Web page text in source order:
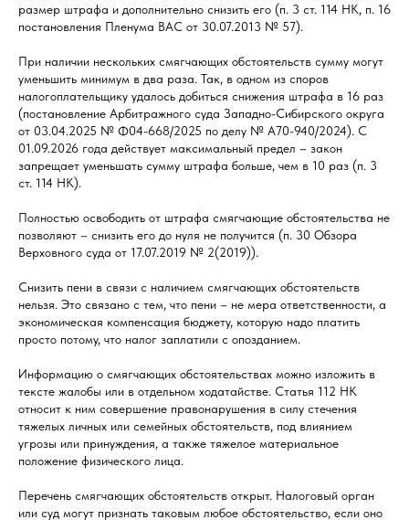
размер штрафа и дополнительно снизить его (п. 3 ст. 114 НК, п. 16
постановления Пленума ВАС от 30.07.2013 № 57).
При наличии нескольких смягчающих обстоятельств сумму могут
уменьшить минимум в два раза. Так, в одном из споров
налогоплательщику удалось добиться снижения штрафа в 16 раз
(постановление Арбитражного суда Западно-Сибирского округа
от 03.04.2025 № Ф04-668/2025 по делу № А70-940/2024). С
01.09.2026 года действует максимальный предел – закон
запрещает уменьшать сумму штрафа больше, чем в 10 раз (п. 3
ст. 114 НК).
Полностью освободить от штрафа смягчающие обстоятельства не
позволяют – снизить его до нуля не получится (п. 30 Обзора
Верховного суда от 17.07.2019 № 2(2019)).
Снизить пени в связи с наличием смягчающих обстоятельств
нельзя. Это связано с тем, что пени – не мера ответственности, а
экономическая компенсация бюджету, которую надо платить
просто потому, что налог заплатили с опозданием.
Информацию о смягчающих обстоятельствах можно изложить в
тексте жалобы или в отдельном ходатайстве. Статья 112 НК
относит к ним совершение правонарушения в силу стечения
тяжелых личных или семейных обстоятельств, под влиянием
угрозы или принуждения, а также тяжелое материальное
положение физического лица.
Перечень смягчающих обстоятельств открыт. Налоговый орган
или суд могут признать таковым любое обстоятельство, если оно